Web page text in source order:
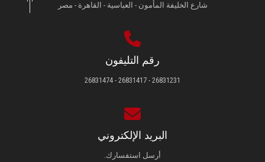
شارع الخليفة المأمون - العباسية - القاهرة - مصر
رقم التليفون
26831231 - 26831417 - 26831474
البريد الإلكتروني
أرسل استفسارك.